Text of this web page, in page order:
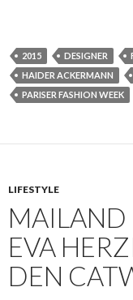
2015 DESIGNER
HAIDER ACKERMANN
PARISER FASHION WEEK
LIFESTYLE
MAILAND
EVA
DEN